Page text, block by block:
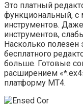
Это платный
функциональный,
инструментов.
инструментов,
Насколько полезен
бесплатного
больше. Готовые
расширением
платформу МТ4.